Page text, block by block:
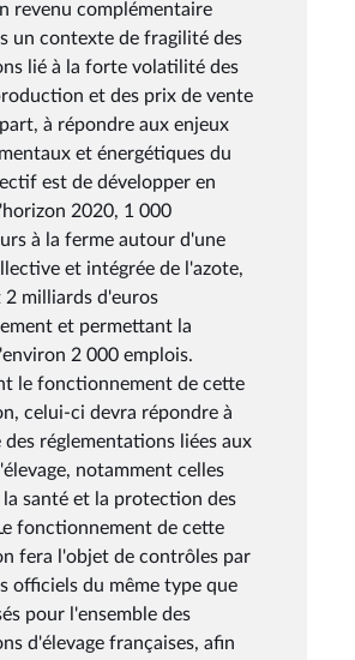
revenu complémentaire
un contexte de fragilité des
lié à la forte volatilité des
et des prix de vente
à répondre aux enjeux
et énergétiques du
est de développer en
2020, 1 000
à la ferme autour d'une
et intégrée de l'azote,
2 milliards d'euros
et permettant la
2 000 emplois.
le fonctionnement de cette
celui-ci devra répondre à
des réglementations liées aux
notamment celles
la santé et la protection des
fonctionnement de cette
fera l'objet de contrôles par
officiels du même type que
pour l'ensemble des
d'élevage françaises, afin